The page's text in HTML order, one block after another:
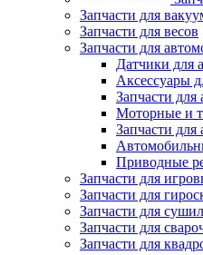
Запчасти для
Запчасти для весов
Запчасти для
Датчики для
Аксессуары
Запчасти для
Моторные и
Запчасти для
Приводные
Запчасти для
Запчасти для
Запчасти для
Запчасти для
Запчасти для